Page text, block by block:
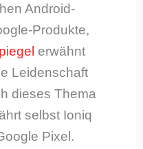
Android-
Produkte,
erwähnt
Leidenschaft
dieses Thema
selbst Ioniq
Pixel.